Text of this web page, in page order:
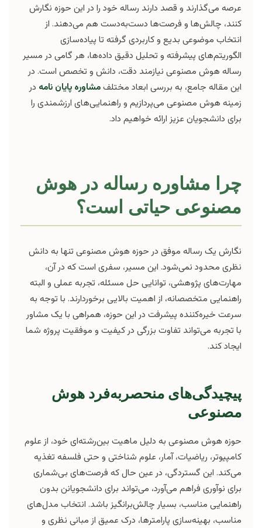
عرصه می‌گذارند و قصد دارند رساله خود را در این حوزه نگارش
کنند، چالش‌ها و فرصت‌ها دست‌به‌دست هم می‌دهند. از
انتخاب موضوعی بدیع و کاربردی گرفته تا پیاده‌سازی
الگوریتم‌های پیشرفته و تحلیل دقیق داده‌ها، هر گامی در مسیر
رساله هوش مصنوعی نیازمند دقت، دانش و تخصص است. در
این مقاله جامع، به بررسی ابعاد مختلفمشاوره پایان نامه در
زمینه هوش مصنوعی می‌پردازیم و راهنمایی‌های ارزشمندی را
برای دانشجویان عزیز ارائه خواهیم داد.
چرا مشاوره رساله در هوش
مصنوعی حیاتی است؟
نگارش یک رساله موفق در حوزه هوش مصنوعی تنها به دانش
نظری محدود نمی‌شود. این مسیر، سفری است که در آن،
مهارت‌های پژوهشی، توانایی حل مسئله، تجربه عملی و البته
راهنمایی متخصصانه، از اهمیت بالایی برخوردارند. با توجه به
سرعت خیره‌کننده پیشرفت در این حوزه، همراهی با یک مشاور
با تجربه می‌تواند تفاوت بزرگی در کیفیت و موفقیت پروژه شما
ایجاد کند.
پیچیدگی‌های منحصربه‌فرد هوش
مصنوعی
حوزه هوش مصنوعی به دلیل ماهیت بین‌رشته‌ای خود، از علوم
کامپیوتر، ریاضیات، آمار، علوم شناختی و حتی فلسفه تغذیه
می‌کند. این گستردگی، در عین حال که فرصت‌های بی‌شماری
برای نوآوری فراهم می‌آورد، می‌تواند برای دانشجویانن بدون
راهنمایی مناسب، بسیار چالش‌برانگیز باشد. انتخاب مدل‌های
مناسب، بهینه‌سازی پارامترها، درک عمیق از مبانی نظری و